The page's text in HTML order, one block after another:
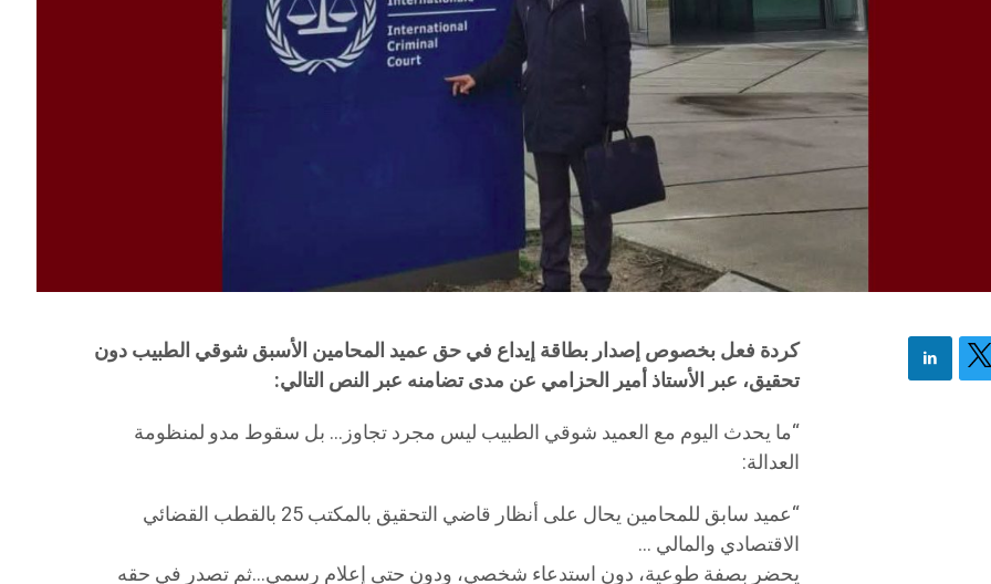
كردة فعل بخصوص إصدار بطاقة إيداع في حق عميد المحامين الأسبق شوقي الطبيب دون
تحقيق، عبر الأستاذ أمير الحزامي عن مدى تضامنه عبر النص التالي:
“ما يحدث اليوم مع العميد شوقي الطبيب ليس مجرد تجاوز… بل سقوط مدو لمنظومة
العدالة:
“عميد سابق للمحامين يحال على أنظار قاضي التحقيق بالمكتب 25 بالقطب القضائي
الاقتصادي والمالي …
يحضر بصفة طوعية، دون استدعاء شخصي، ودون حتى إعلام رسمي…ثم تصدر في حقه